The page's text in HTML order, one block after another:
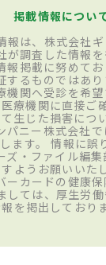
掲載情報につい
報は、株式会社
が調査した情報を
報掲載に努めて
するものではあり
機関へ受診を希
療機関に直接ご
生じた損害につ
パニー株式会社
ます。 情報に誤
ズ・ファイル編
ようお願いいた
ーカードの健康
しては、厚生労働
を掲出しており